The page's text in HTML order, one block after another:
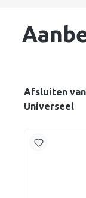
Afsluiten van
Universeel